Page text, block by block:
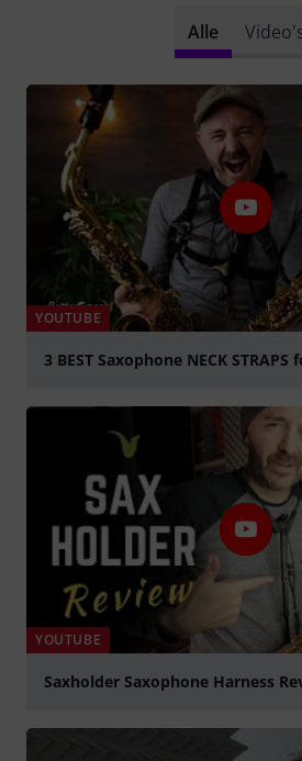
Alle
YOUTUBE
3 BEST Saxophone NECK STRAPS
YOUTUBE
Saxholder Saxophone Harness